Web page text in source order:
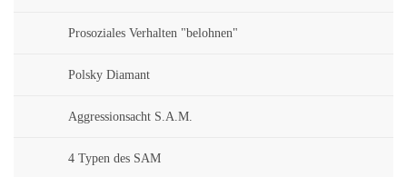
Prosoziales Verhalten "belohnen"
Polsky Diamant
Aggressionsacht S.A.M.
4 Typen des SAM